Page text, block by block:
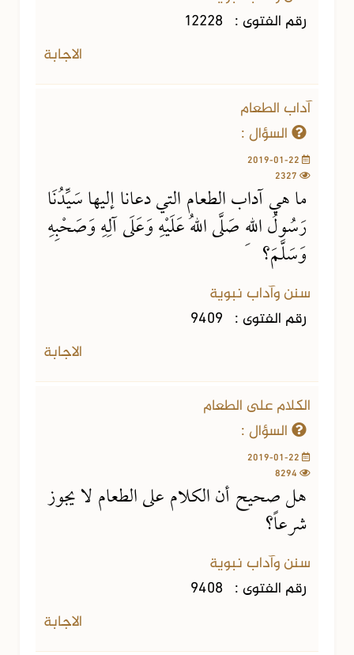
رقم الفتوى : 12228
الاجابة
آداب الطعام
السؤال :
ما هي آداب الطعام التي دعانا إليها سَيِّدُنَا
رَسُولُ اللهِ صَلَّى اللهُ عَلَيْهِ وَعَلَى آلِهِ وَصَحْبِهِ
وَسَلَّمَ؟
سنن وآداب نبوية
رقم الفتوى : 9409
الاجابة
الكلام على الطعام
السؤال :
هل صحيح أن الكلام على الطعام لا يجوز
شرعاً؟
سنن وآداب نبوية
رقم الفتوى : 9408
الاجابة